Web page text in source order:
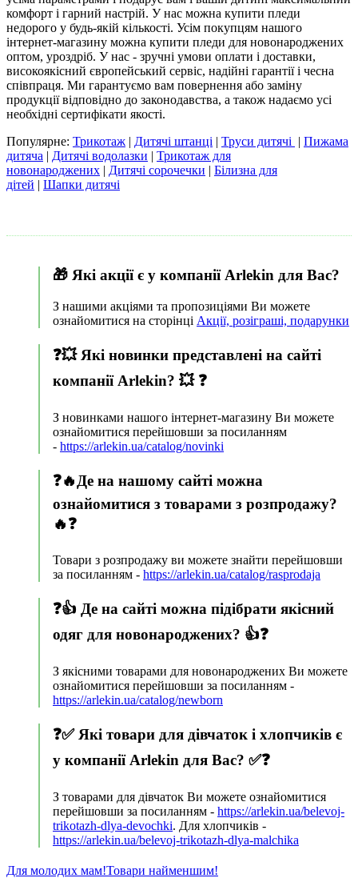
комфорт і гарний настрій. У нас можна купити пледи
недорого у будь-якій кількості. Усім покупцям нашого
інтернет-магазину можна купити пледи для новонароджених
оптом, уроздріб. У нас - зручні умови оплати і доставки,
високоякісний європейський сервіс, надійні гарантії і чесна
співпраця. Ми гарантуємо вам повернення або заміну
продукції відповідно до законодавства, а також надаємо усі
необхідні сертифікати якості.
Популярне: Трикотаж | Дитячі штанці | Труси дитячі | Пижама
дитяча | Дитячі водолазки | Трикотаж для
новонароджених | Дитячі сорочечки | Білизна для
дітей | Шапки дитячі
🎁 Які акції є у ​​компанії Arlekin для Вас?
З нашими акціями та пропозиціями Ви можете
ознайомитися на сторінці Акції, розіграші, подарунки
❓💥 Які новинки представлені на сайті
компанії Arlekin? 💥 ❓
З новинками нашого інтернет-магазину Ви можете
ознайомитися перейшовши за посиланням
- https://arlekin.ua/catalog/novinki
❓🔥Де на нашому сайті можна
ознайомитися з товарами з розпродажу?
🔥❓
Товари з розпродажу ви можете знайти перейшовши
за посиланням - https://arlekin.ua/catalog/rasprodaja
❓👍 Де на сайті можна підібрати якісний
одяг для новонароджених? 👍❓
З якісними товарами для новонароджених Ви можете
ознайомитися перейшовши за посиланням -
https://arlekin.ua/catalog/newborn
❓✅ Які товари для дівчаток і хлопчиків є
у компанії Arlekin для Вас? ✅❓
З товарами для дівчаток Ви можете ознайомитися
перейшовши за посиланням - https://arlekin.ua/belevoj-
trikotazh-dlya-devochki. Для хлопчиків -
https://arlekin.ua/belevoj-trikotazh-dlya-malchika
Для молодих мам!Товари найменшим!